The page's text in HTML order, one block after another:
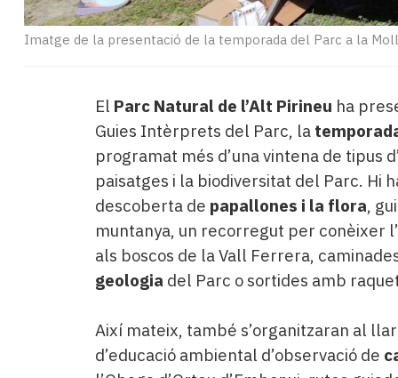
Imatge de la presentació de la temporada del Parc a la
El Parc Natural de l’Alt Pirineu ha
Guies Intèrprets del Parc, la
programat més d’una vintena de tipus
paisatges i la biodiversitat del Parc. Hi
descoberta de papallones i la flora,
muntanya, un recorregut per conèixer
als boscos de la Vall Ferrera,
geologia del Parc o sortides amb
Així mateix, també s’organitzaran al
d’educació ambiental d’observació de